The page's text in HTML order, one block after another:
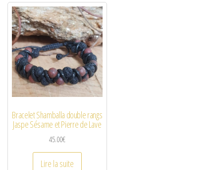
Bracelet Shamballa double rangs
Jaspe Sésame et Pierre de Lave
45.00€
Lire la suite